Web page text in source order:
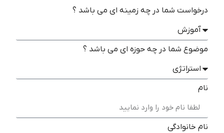
درخواست شما در چه زمینه ای می باشد ؟
موضوع شما در چه حوزه ای می باشد ؟
نام
نام خانوادگی